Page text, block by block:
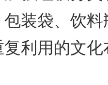
装袋、饮
利用的文